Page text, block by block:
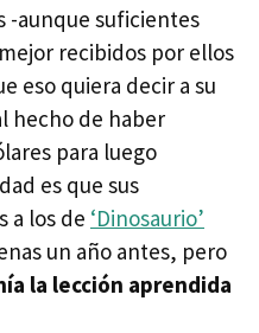
-aunque suficientes
recibidos por ellos
eso quiera decir a su
hecho de haber
para luego
es que sus
a los de ‘Dinosaurio’
un año antes, pero
la lección aprendida